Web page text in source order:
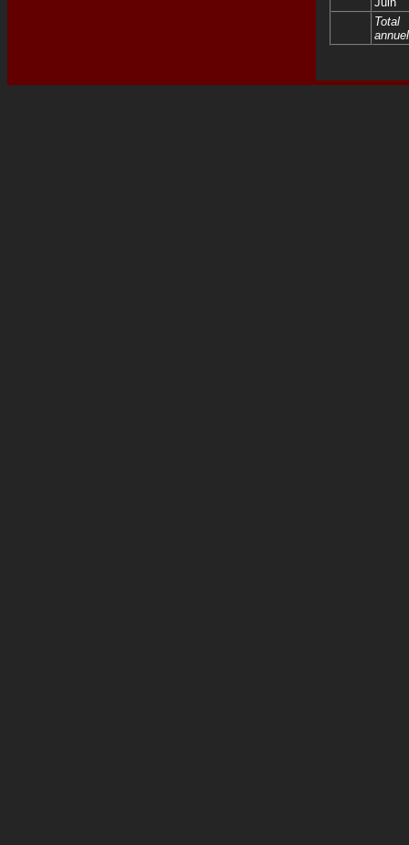
Total
annuel